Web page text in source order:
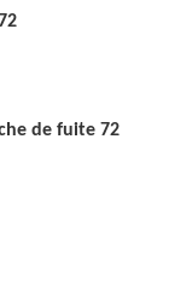
de fuite 72